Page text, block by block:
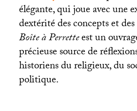
élégante, qui joue avec une
dextérité des concepts et
Boîte à Perretteest un
précieuse source de
historiens du religieux, du
politique.